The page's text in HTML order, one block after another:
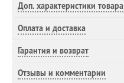
Доп. характеристики товара
Оплата и доставка
Гарантия и возврат
Отзывы и комментарии